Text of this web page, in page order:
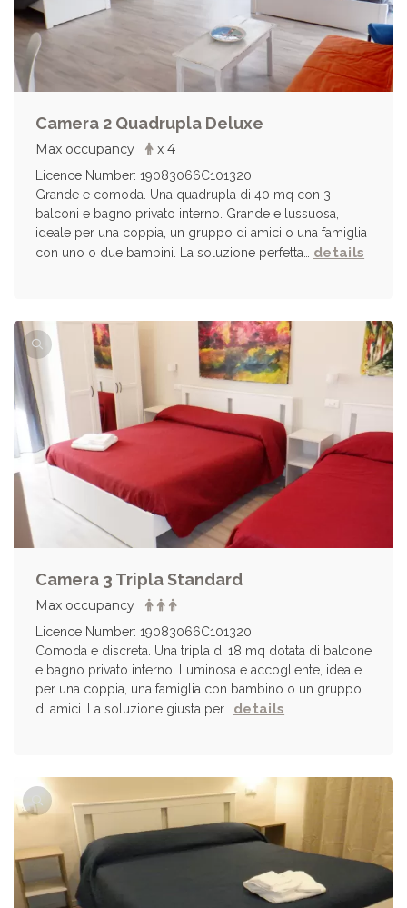
Camera 2 Quadrupla Deluxe
Max occupancy x 4
Licence Number: 19083066C101320
Grande e comoda. Una quadrupla di 40 mq con 3
balconi e bagno privato interno. Grande e lussuosa,
ideale per una coppia, un gruppo di amici o una famiglia
con uno o due bambini. La soluzione perfetta… details
Camera 3 Tripla Standard
Max occupancy
Licence Number: 19083066C101320
Comoda e discreta. Una tripla di 18 mq dotata di balcone
e bagno privato interno. Luminosa e accogliente, ideale
per una coppia, una famiglia con bambino o un gruppo
di amici. La soluzione giusta per… details